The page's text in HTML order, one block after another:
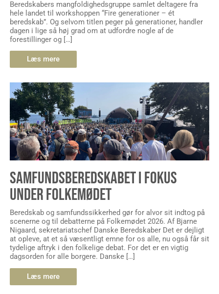
Beredskabers mangfoldighedsgruppe samlet deltagere fra
hele landet til workshoppen “Fire generationer – ét
beredskab”. Og selvom titlen peger på generationer, handler
dagen i lige så høj grad om at udfordre nogle af de
forestillinger og […]
Læs mere
SAMFUNDSBEREDSKABET I FOKUS
UNDER FOLKEMØDET
Beredskab og samfundssikkerhed gør for alvor sit indtog på
scenerne og til debatterne på Folkemødet 2026. Af Bjarne
Nigaard, sekretariatschef Danske Beredskaber Det er dejligt
at opleve, at et så væsentligt emne for os alle, nu også får sit
tydelige aftryk i den folkelige debat. For det er en vigtig
dagsorden for alle borgere. Danske […]
Læs mere